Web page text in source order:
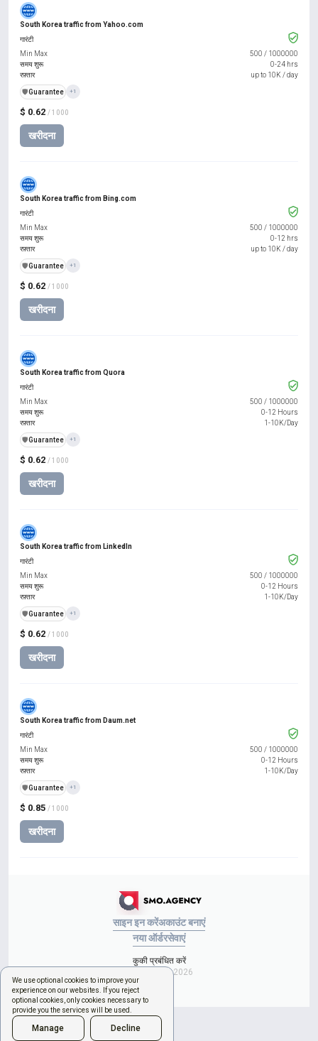
We use optional cookies to improve your
experience on our websites. If you reject
optional cookies, only cookies necessary to
provide you the services will be used.
Manage Decline
South Korea traffic from Yahoo.com
$ 0.62 / 1000
खरीदना
गारंटी
Min Max
500 / 1000000
समय शुरू
0-24 hrs
रफ़्तार
up to 10K / day
️🛡️Guarantee +1
South Korea traffic from Bing.com
$ 0.62 / 1000
खरीदना
गारंटी
Min Max
500 / 1000000
समय शुरू
0-12 hrs
रफ़्तार
up to 10K / day
️🛡️Guarantee +1
South Korea traffic from Quora
$ 0.62 / 1000
खरीदना
गारंटी
Min Max
500 / 1000000
समय शुरू
0-12 Hours
रफ़्तार
1-10K/Day
️🛡️Guarantee +1
South Korea traffic from LinkedIn
$ 0.62 / 1000
खरीदना
गारंटी
Min Max
500 / 1000000
समय शुरू
0-12 Hours
रफ़्तार
1-10K/Day
️🛡️Guarantee +1
South Korea traffic from Daum.net
$ 0.85 / 1000
खरीदना
गारंटी
Min Max
500 / 1000000
समय शुरू
0-12 Hours
रफ़्तार
1-10K/Day
️🛡️Guarantee +1
साइन इन करेंअकाउंट बनाएं
नया ऑर्डरसेवाएं
कुकी प्रबंधित करें
Copyright © 2026